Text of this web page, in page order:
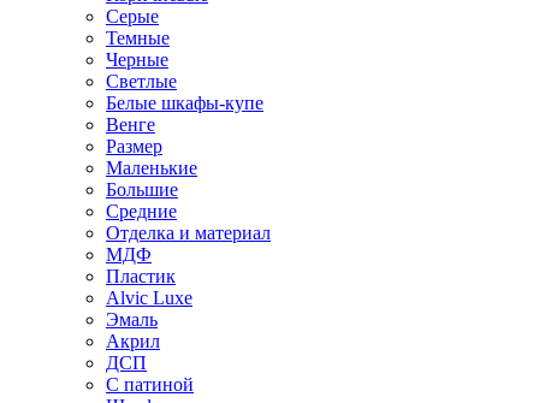
Серые
Темные
Черные
Светлые
Белые шкафы-купе
Венге
Размер
Маленькие
Большие
Средние
Отделка и материал
МДФ
Пластик
Alvic Luxe
Эмаль
Акрил
ДСП
С патиной